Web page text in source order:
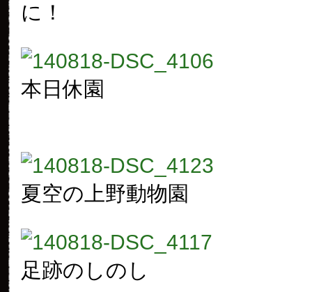
に！
本日休園
夏空の上野動物園
足跡のしのし